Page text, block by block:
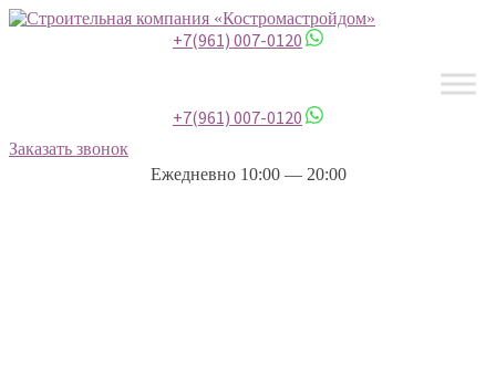
+7(961) 007-0120
+7(961) 007-0120
Заказать звонок
Ежедневно 10:00 — 20:00